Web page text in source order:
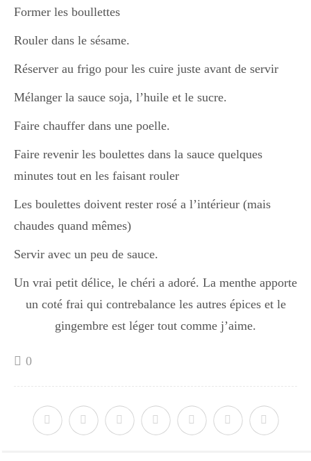
Halloween
Japon
Boulette
Former les boullettes
Rouler dans le sésame.
Réserver au frigo pour les cuire juste avant de servir
Mélanger la sauce soja, l’huile et le sucre.
Faire chauffer dans une poelle.
Faire revenir les boulettes dans la sauce quelques
minutes tout en les faisant rouler
Les boulettes doivent rester rosé a l’intérieur (mais
chaudes quand mêmes)
Servir avec un peu de sauce.
Un vrai petit délice, le chéri a adoré. La menthe apporte
un coté frai qui contrebalance les autres épices et le
gingembre est léger tout comme j’aime.
0